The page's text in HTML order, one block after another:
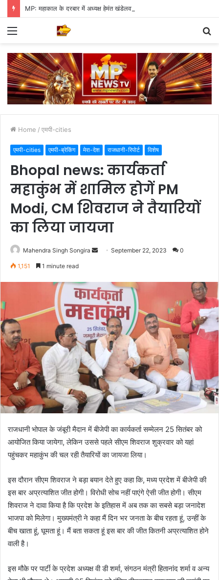
Menu
Home / एमपी-cities
एमपी-cities एमपी-ब्रेकिंग मेरा-देश राजधानी-रिपोर्ट विशेष
Bhopal news: कार्यकर्ता
महाकुंभ में शामिल होगें PM
Modi, CM शिवराज ने तैयारियों
का लिया जायजा
Mahendra Singh Songira
Send September 22, 2023 0
1,151 1 minute read
राजधानी भोपाल के जंबूरी मैदान में बीजेपी का कार्यकर्ता सम्मेलन 25 सितंबर को
आयोजित किया जायेगा, लेकिन उससे पहले सीएम शिवराज शुक्रवार को यहां
पहुंचकर महाकुंभ की चल रही तैयारियों का जायजा लिया।
इस दौरान सीएम शिवराज ने बड़ा बयान देते हुए कहा कि, मध्य प्रदेश में बीजेपी की
इस बार अप्रत्याशित जीत होगी। विरोधी सोच नहीं पाएंगे ऐसी जीत होगी। सीएम
शिवराज ने दावा किया है कि प्रदेश के इतिहास में अब तक का सबसे बड़ा जनादेश
भाजपा को मिलेगा। मुख्यमंत्री ने कहा मैं दिन भर जनता के बीच रहता हूं, उन्हीं के
बीच खाता हूं, घूमता हूं। मैं बता सकता हूं इस बार की जीत कितनी अप्रत्याशित होने
वाली है।
इस मौके पर पार्टी के प्रदेश अध्यक्ष वी डी शर्मा, संगठन मंत्री हितानांद शर्मा व अन्य